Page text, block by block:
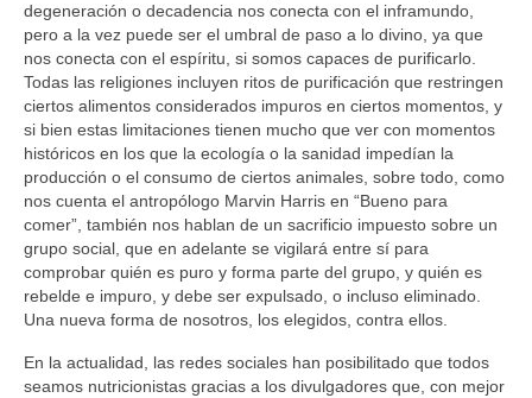
degeneración o decadencia nos conecta con el inframundo,
pero a la vez puede ser el umbral de paso a lo divino, ya que
nos conecta con el espíritu, si somos capaces de purificarlo.
Todas las religiones incluyen ritos de purificación que restringen
ciertos alimentos considerados impuros en ciertos momentos, y
si bien estas limitaciones tienen mucho que ver con momentos
históricos en los que la ecología o la sanidad impedían la
producción o el consumo de ciertos animales, sobre todo, como
nos cuenta el antropólogo Marvin Harris en “Bueno para
comer”, también nos hablan de un sacrificio impuesto sobre un
grupo social, que en adelante se vigilará entre sí para
comprobar quién es puro y forma parte del grupo, y quién es
rebelde e impuro, y debe ser expulsado, o incluso eliminado.
Una nueva forma de nosotros, los elegidos, contra ellos.
En la actualidad, las redes sociales han posibilitado que todos
seamos nutricionistas gracias a los divulgadores que, con mejor